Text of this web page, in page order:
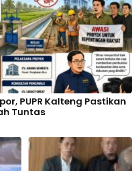
PUPR Kalteng Pastikan
Tuntas